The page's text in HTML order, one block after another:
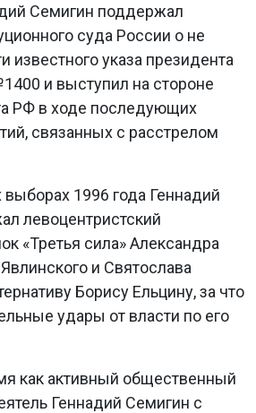
Семигин поддержал
суда России о не
известного указа президента
и выступил на стороне
РФ в ходе последующих
связанных с расстрелом
1996 года Геннадий
левоцентристский
«Третья сила» Александра
и Святослава
Борису Ельцину, за что
удары от власти по его
как активный общественный
Геннадий Семигин с